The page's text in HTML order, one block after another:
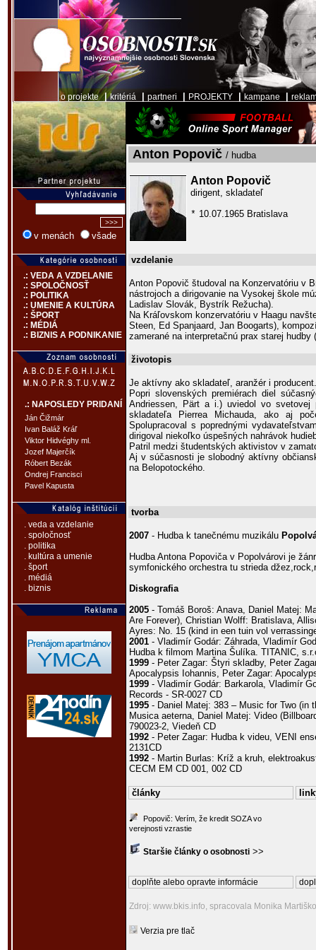
o projekte|kritériá partneri PROJEKTY kampane
v menách všade
.: VEDA A VZDELANIE
.: SPOLOČNOSŤ
.: POLITIKA
.: UMENIE A KULTÚRA
.: ŠPORT
.: MÉDIÁ
.: BIZNIS A PODNIKANIE
.: NAPOSLEDY PRIDANÍ
Ján Čižmár
Ivan Baláž Kráľ
Viktor Hidvéghy ml.
Jozef Majerčík
Róbert Bezák
Ondrej Francisci
Pavel Kapusta
. veda a vzdelanie
. spoločnosť
. politika
. kultúra a umenie
. šport
. médiá
. biznis
Anton Popovič / hudba
Anton Popovič
dirigent, skladateľ
* 10.07.1965 Bratislava
vzdelanie
Anton Popovič študoval na Konzervatóriu v
nástrojoch a dirigovanie na Vysokej škole
Ladislav Slovák, Bystrík Režucha).
Na Kráľovskom konzervatóriu v Haagu
Steen, Ed Spanjaard, Jan Boogarts),
zamerané na interpretačnú prax starej hudby
životopis
Je aktívny ako skladateľ, aranžér i producent.
Popri slovenských premiérach diel
Andriessen, Pärt a i.) uviedol vo svetovej
skladateľa Pierrea Michauda, ako aj
Spolupracoval s poprednými
dirigoval niekoľko úspešných nahrávok
Patril medzi študentských aktivistov v
Aj v súčasnosti je slobodný aktívny
na Belopotockého.
tvorba
2007 - Hudba k tanečnému muzikálu
Hudba Antona Popoviča v Popolvárovi je
symfonického orchestra tu strieda
Diskografia
2005 - Tomáš Boroš: Anava, Daniel Matej:
Are Forever), Christian Wolff: Bratislava,
Ayres: No. 15 (kind in een tuin vol
2001 - Vladimír Godár: Záhrada, Vladimír
Hudba k filmom Martina Šulíka. TITANIC,
1999 - Peter Zagar: Štyri skladby, Peter
Apocalypsis Iohannis, Peter Zagar:
1999 - Vladimír Godár: Barkarola, Vladimír
Records - SR-0027 CD
1995 - Daniel Matej: 383 – Music for Two (in
Musica aeterna, Daniel Matej: Video
790023-2, Viedeň CD
1992 - Peter Zagar: Hudba k videu, VENI
2131CD
1992 - Martin Burlas: Kríž a kruh,
CECM EM CD 001, 002 CD
články
Popovič: Verím, že kredit SOZA vo
verejnosti vzrastie
Staršie články o osobnosti >>
doplňte alebo opravte informácie
Zdroj: www.bkis.info, spracovala Monika
Verzia pre tlač